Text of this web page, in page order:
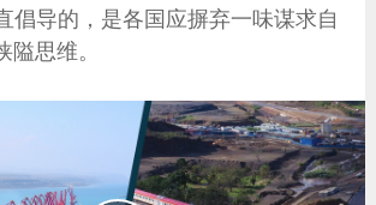
倡导的，是各国应摒弃一味谋求自
思维。